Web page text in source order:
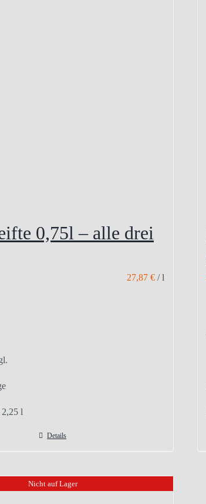
0,75l – alle drei
27,87€ /l
2,25 l
Details
Nicht auf Lager